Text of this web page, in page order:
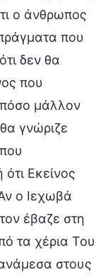
ο άνθρωπος
που
δεν θα
που
μάλλον
γνώριζε
Εκείνος
ο Ιεχωβά
έβαζε στη
τα χέρια Του
στους